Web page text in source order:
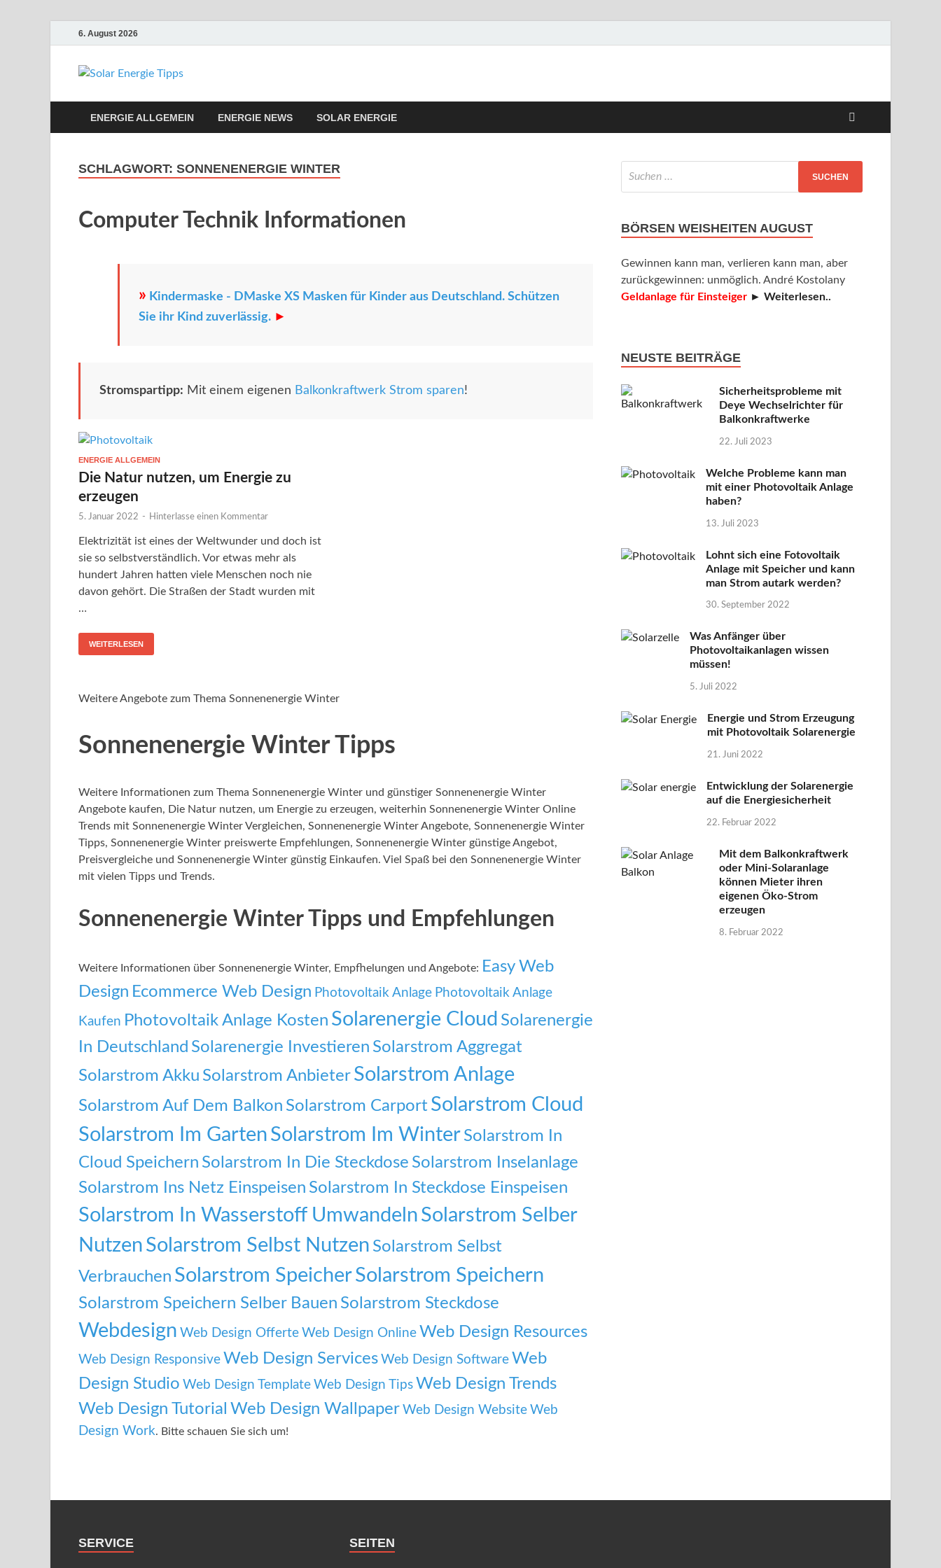
6. August 2026
Solar Energie Tipps
ENERGIE ALLGEMEIN ENERGIE NEWS SOLAR ENERGIE
SCHLAGWORT: SONNENENERGIE WINTER
Computer Technik Informationen
» Kindermaske - DMaske XS Masken für Kinder aus Deutschland. Schützen
Sie ihr Kind zuverlässig. ►
Stromspartipp: Mit einem eigenen Balkonkraftwerk Strom sparen!
ENERGIE ALLGEMEIN
Die Natur nutzen, um Energie zu
erzeugen
5. Januar 2022 - Hinterlasse einen Kommentar
Elektrizität ist eines der Weltwunder und doch ist
sie so selbstverständlich. Vor etwas mehr als
hundert Jahren hatten viele Menschen noch nie
davon gehört. Die Straßen der Stadt wurden mit
…
WEITERLESEN
Weitere Angebote zum Thema Sonnenenergie Winter
Sonnenenergie Winter Tipps
Weitere Informationen zum Thema Sonnenenergie Winter und günstiger Sonnenenergie Winter
Angebote kaufen, Die Natur nutzen, um Energie zu erzeugen, weiterhin Sonnenenergie Winter Online
Trends mit Sonnenenergie Winter Vergleichen, Sonnenenergie Winter Angebote, Sonnenenergie Winter
Tipps, Sonnenenergie Winter preiswerte Empfehlungen, Sonnenenergie Winter günstige Angebot,
Preisvergleiche und Sonnenenergie Winter günstig Einkaufen. Viel Spaß bei den Sonnenenergie Winter
mit vielen Tipps und Trends.
Sonnenenergie Winter Tipps und Empfehlungen
Weitere Informationen über Sonnenenergie Winter, Empfhelungen und Angebote: Easy Web
Design Ecommerce Web Design Photovoltaik Anlage Photovoltaik Anlage
Kaufen Photovoltaik Anlage Kosten Solarenergie Cloud Solarenergie
In Deutschland Solarenergie Investieren Solarstrom Aggregat
Solarstrom Akku Solarstrom Anbieter Solarstrom Anlage
Solarstrom Auf Dem Balkon Solarstrom Carport Solarstrom Cloud
Solarstrom Im Garten Solarstrom Im Winter Solarstrom In
Cloud Speichern Solarstrom In Die Steckdose Solarstrom Inselanlage
Solarstrom Ins Netz Einspeisen Solarstrom In Steckdose Einspeisen
Solarstrom In Wasserstoff Umwandeln Solarstrom Selber
Nutzen Solarstrom Selbst Nutzen Solarstrom Selbst
Verbrauchen Solarstrom SpeicherSolarstrom Speichern
Solarstrom Speichern Selber Bauen Solarstrom Steckdose
Webdesign Web Design Offerte Web Design Online Web Design Resources
Web Design Responsive Web Design Services Web Design Software Web
Design Studio Web Design Template Web Design Tips Web Design Trends
Web Design Tutorial Web Design Wallpaper Web Design Website Web
Design Work. Bitte schauen Sie sich um!
BÖRSEN WEISHEITEN AUGUST
Gewinnen kann man, verlieren kann man, aber
zurückgewinnen: unmöglich. André Kostolany
Geldanlage für Einsteiger ► Weiterlesen..
NEUSTE BEITRÄGE
Sicherheitsprobleme mit
Deye Wechselrichter für
Balkonkraftwerke
22. Juli 2023
Welche Probleme kann man
mit einer Photovoltaik Anlage
haben?
13. Juli 2023
Lohnt sich eine Fotovoltaik
Anlage mit Speicher und kann
man Strom autark werden?
30. September 2022
Was Anfänger über
Photovoltaikanlagen wissen
müssen!
5. Juli 2022
Energie und Strom Erzeugung
mit Photovoltaik Solarenergie
21. Juni 2022
Entwicklung der Solarenergie
auf die Energiesicherheit
22. Februar 2022
Mit dem Balkonkraftwerk
oder Mini-Solaranlage
können Mieter ihren
eigenen Öko-Strom
erzeugen
8. Februar 2022
SERVICE SEITEN